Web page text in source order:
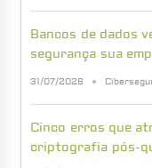
Bancos de dados
segurança sua
31/07/2026
Cinco erros que
criptografia pós-